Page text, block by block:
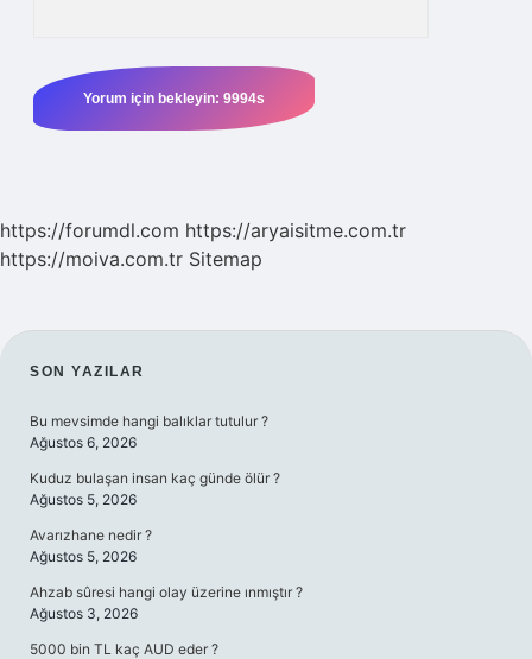
https://forumdl.com https://aryaisitme.com.tr
https://moiva.com.tr Sitemap
SIDEBAR
SON YAZILAR
Bu mevsimde hangi balıklar tutulur ?
Ağustos 6, 2026
Kuduz bulaşan insan kaç günde ölür ?
Ağustos 5, 2026
Avarızhane nedir ?
Ağustos 5, 2026
Ahzab sûresi hangi olay üzerine ınmıştır ?
Ağustos 3, 2026
5000 bin TL kaç AUD eder ?